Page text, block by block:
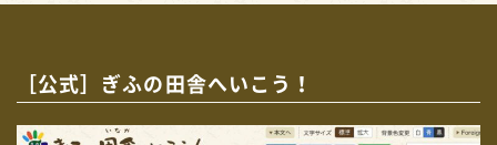
［公式］ぎふの田舎へいこう！